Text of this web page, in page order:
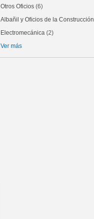
Otros Oficios (6)
Albañil y Oficios de la Construcción
Electromecánica (2)
Ver más